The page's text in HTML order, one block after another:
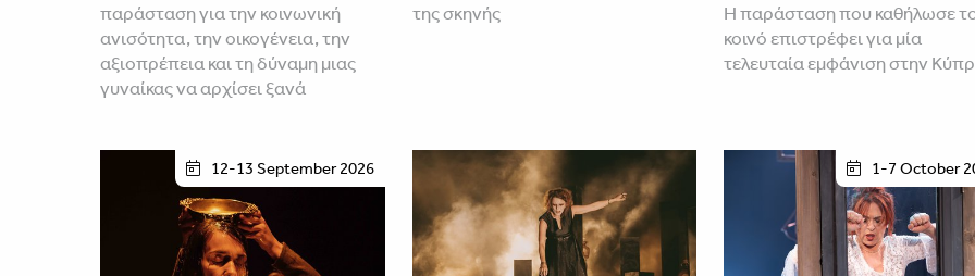
παράσταση για την κοινωνική
ανισότητα, την οικογένεια, την
αξιοπρέπεια και τη δύναμη μιας
γυναίκας να αρχίσει ξανά
της σκηνής
Η παράσταση που καθήλωσε
κοινό επιστρέφει για μία
τελευταία εμφάνιση στην
12-13 September 2026 1-7 October